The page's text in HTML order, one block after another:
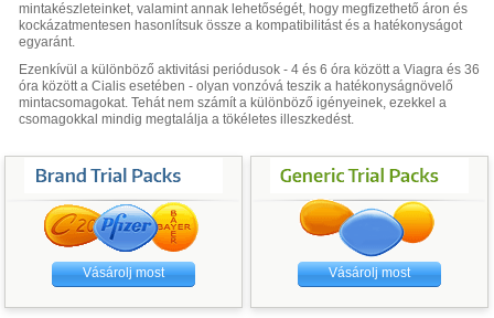
mintakészleteinket, valamint annak lehetőségét, hogy megfizethető áron és
kockázatmentesen hasonlítsuk össze a kompatibilitást és a hatékonyságot
egyaránt.
Ezenkívül a különböző aktivitási periódusok - 4 és 6 óra között a Viagra és 36
óra között a Cialis esetében - olyan vonzóvá teszik a hatékonyságnövelő
mintacsomagokat. Tehát nem számít a különböző igényeinek, ezekkel a
csomagokkal mindig megtalálja a tökéletes illeszkedést.
Vásárolj most Vásárolj most